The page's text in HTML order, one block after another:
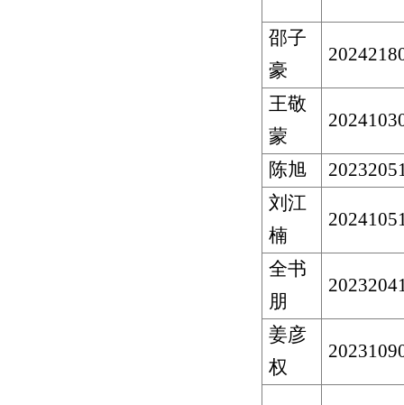
邵子
豪
王敬
蒙
陈旭
刘江
楠
全书
朋
姜彦
权